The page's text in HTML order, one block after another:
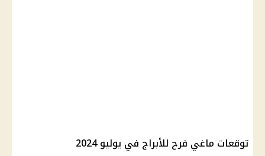
توقعات ماغي فرح للأبراج في يوليو 2024